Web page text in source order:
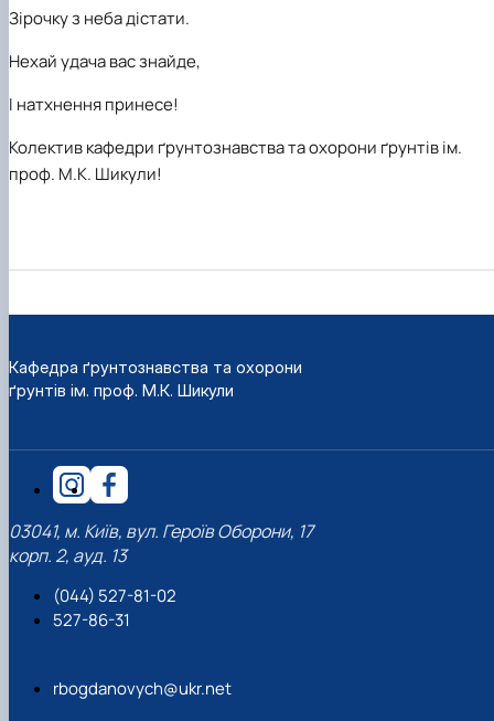
Зірочку з неба дістати.
Нехай удача вас знайде,
І натхнення принесе!
Колектив кафедри ґрунтознавства та охорони ґрунтів ім.
проф. М.К. Шикули!
Кафедра ґрунтознавства та охорони
ґрунтів ім. проф. М.К. Шикули
03041, м. Київ, вул. Героїв Оборони, 17
корп. 2, ауд. 13
(044) 527-81-02
527-86-31
rbogdanovych@ukr.net